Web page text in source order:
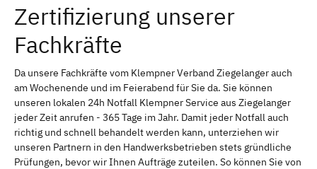
Erlangen Bamberg
Bayreuth
Schweinfurt Passau
Freising Rudelsdorf, Mittelfranken
Zertifizierung unserer
Fachkräfte
Da unsere Fachkräfte vom Klempner Verband Ziegelanger auch
am Wochenende und im Feierabend für Sie da. Sie können
unseren lokalen 24h Notfall Klempner Service aus Ziegelanger
jeder Zeit anrufen - 365 Tage im Jahr. Damit jeder Notfall auch
richtig und schnell behandelt werden kann, unterziehen wir
unseren Partnern in den Handwerksbetrieben stets gründliche
Prüfungen, bevor wir Ihnen Aufträge zuteilen. So können Sie von